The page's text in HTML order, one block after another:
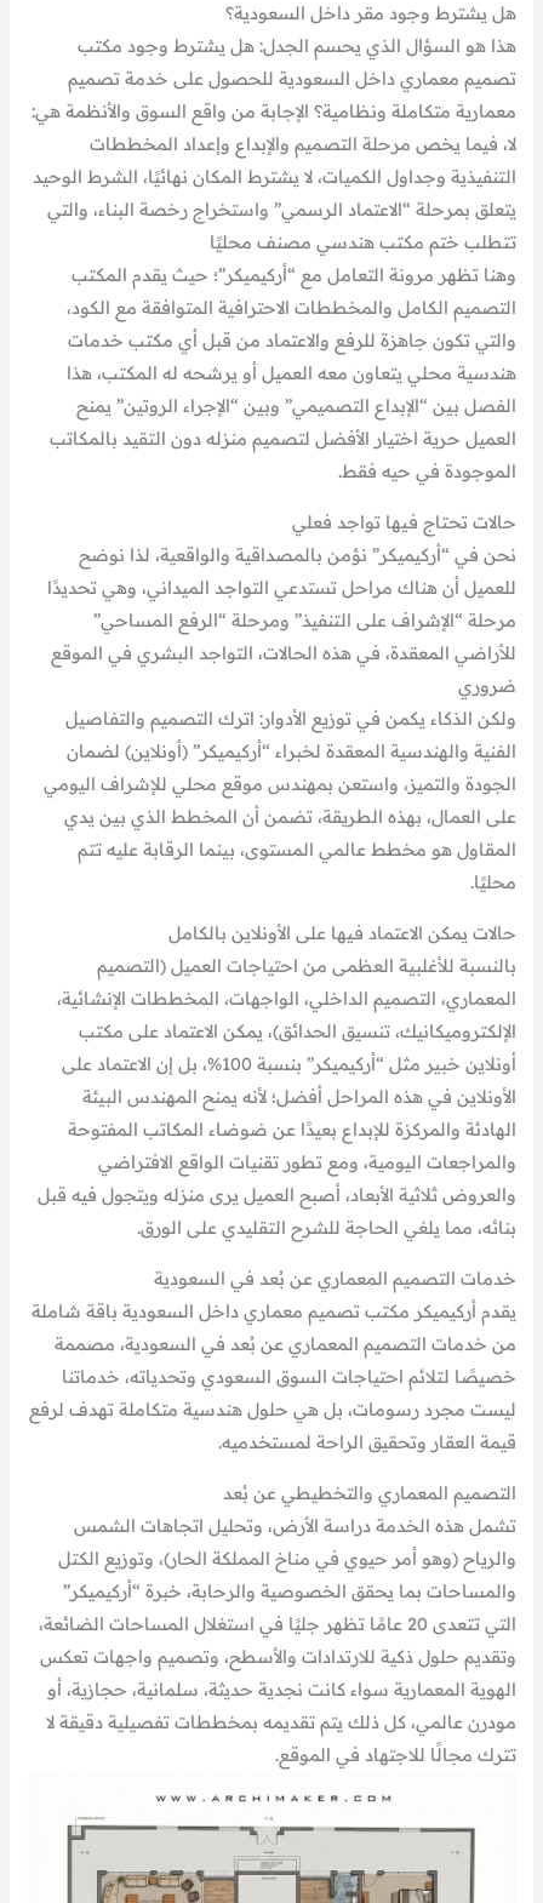
هل يشترط وجود مقر داخل السعودية؟
هذا هو السؤال الذي يحسم الجدل: هل يشترط وجود مكتب
تصميم معماري داخل السعودية للحصول على خدمة تصميم
معمارية متكاملة ونظامية؟ الإجابة من واقع السوق والأنظمة هي:
لا، فيما يخص مرحلة التصميم والإبداع وإعداد المخططات
التنفيذية وجداول الكميات، لا يشترط المكان نهائيًا، الشرط الوحيد
يتعلق بمرحلة “الاعتماد الرسمي” واستخراج رخصة البناء، والتي
تتطلب ختم مكتب هندسي مصنف محليًا
وهنا تظهر مرونة التعامل مع “أركيميكر”؛ حيث يقدم المكتب
التصميم الكامل والمخططات الاحترافية المتوافقة مع الكود،
والتي تكون جاهزة للرفع والاعتماد من قبل أي مكتب خدمات
هندسية محلي يتعاون معه العميل أو يرشحه له المكتب، هذا
الفصل بين “الإبداع التصميمي” وبين “الإجراء الروتين” يمنح
العميل حرية اختيار الأفضل لتصميم منزله دون التقيد بالمكاتب
الموجودة في حيه فقط.
حالات تحتاج فيها تواجد فعلي
نحن في “أركيميكر” نؤمن بالمصداقية والواقعية، لذا نوضح
للعميل أن هناك مراحل تستدعي التواجد الميداني، وهي تحديدًا
مرحلة “الإشراف على التنفيذ” ومرحلة “الرفع المساحي”
للأراضي المعقدة، في هذه الحالات، التواجد البشري في الموقع
ضروري
ولكن الذكاء يكمن في توزيع الأدوار: اترك التصميم والتفاصيل
الفنية والهندسية المعقدة لخبراء “أركيميكر” (أونلاين) لضمان
الجودة والتميز، واستعن بمهندس موقع محلي للإشراف اليومي
على العمال، بهذه الطريقة، تضمن أن المخطط الذي بين يدي
المقاول هو مخطط عالمي المستوى، بينما الرقابة عليه تتم
محليًا.
حالات يمكن الاعتماد فيها على الأونلاين بالكامل
بالنسبة للأغلبية العظمى من احتياجات العميل (التصميم
المعماري، التصميم الداخلي، الواجهات، المخططات الإنشائية،
الإلكتروميكانيك، تنسيق الحدائق)، يمكن الاعتماد على مكتب
أونلاين خبير مثل “أركيميكر” بنسبة 100%، بل إن الاعتماد على
الأونلاين في هذه المراحل أفضل؛ لأنه يمنح المهندس البيئة
الهادئة والمركزة للإبداع بعيدًا عن ضوضاء المكاتب المفتوحة
والمراجعات اليومية، ومع تطور تقنيات الواقع الافتراضي
والعروض ثلاثية الأبعاد، أصبح العميل يرى منزله ويتجول فيه قبل
بنائه، مما يلغي الحاجة للشرح التقليدي على الورق.
خدمات التصميم المعماري عن بُعد في السعودية
يقدم أركيميكر مكتب تصميم معماري داخل السعودية باقة شاملة
من خدمات التصميم المعماري عن بُعد في السعودية، مصممة
خصيصًا لتلائم احتياجات السوق السعودي وتحدياته، خدماتنا
ليست مجرد رسومات، بل هي حلول هندسية متكاملة تهدف لرفع
قيمة العقار وتحقيق الراحة لمستخدميه.
التصميم المعماري والتخطيطي عن بُعد
تشمل هذه الخدمة دراسة الأرض، وتحليل اتجاهات الشمس
والرياح (وهو أمر حيوي في مناخ المملكة الحار)، وتوزيع الكتل
والمساحات بما يحقق الخصوصية والرحابة، خبرة “أركيميكر”
التي تتعدى 20 عامًا تظهر جليًا في استغلال المساحات الضائعة،
وتقديم حلول ذكية للارتدادات والأسطح، وتصميم واجهات تعكس
الهوية المعمارية سواء كانت نجدية حديثة، سلمانية، حجازية، أو
مودرن عالمي، كل ذلك يتم تقديمه بمخططات تفصيلية دقيقة لا
تترك مجالًا للاجتهاد في الموقع.